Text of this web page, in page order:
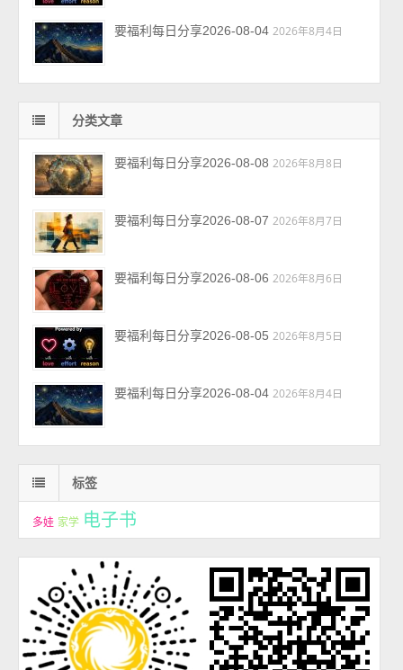
要福利每日分享2026-08-04 2026年8月4日
分类文章
要福利每日分享2026-08-08 2026年8月8日
要福利每日分享2026-08-07 2026年8月7日
要福利每日分享2026-08-06 2026年8月6日
要福利每日分享2026-08-05 2026年8月5日
要福利每日分享2026-08-04 2026年8月4日
标签
多娃 家学 电子书